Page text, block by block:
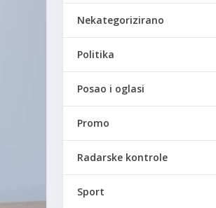
Nekategorizirano
Politika
Posao i oglasi
Promo
Radarske kontrole
Sport